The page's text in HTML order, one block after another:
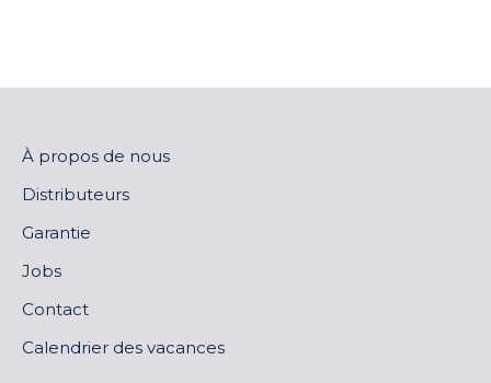
À propos de nous
Distributeurs
Garantie
Jobs
Contact
Calendrier des vacances